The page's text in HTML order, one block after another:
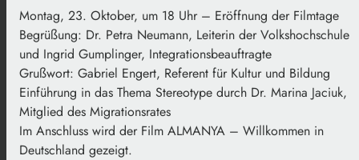
Montag, 23. Oktober, um 18 Uhr – Eröffnung der Filmtage
Begrüßung: Dr. Petra Neumann, Leiterin der Volkshochschule
und Ingrid Gumplinger, Integrationsbeauftragte
Grußwort: Gabriel Engert, Referent für Kultur und Bildung
Einführung in das Thema Stereotype durch Dr. Marina Jaciuk,
Mitglied des Migrationsrates
Im Anschluss wird der Film ALMANYA – Willkommen in
Deutschland gezeigt.